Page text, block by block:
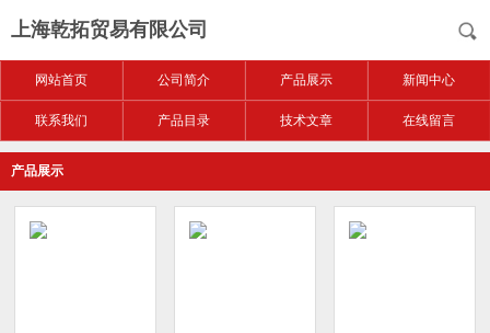
上海乾拓贸易有限公司
网站首页 公司简介 产品展示 新闻中心
联系我们 产品目录 技术文章 在线留言
产品展示